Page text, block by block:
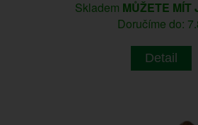
Skladem MŮŽETE MÍT
Doručíme do:
Detail